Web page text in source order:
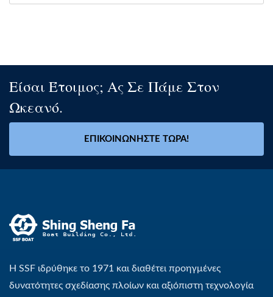
Είσαι Έτοιμος; Ας Σε Πάμε Στον
Ωκεανό.
ΕΠΙΚΟΙΝΩΝΉΣΤΕ ΤΏΡΑ!
Η SSF ιδρύθηκε το 1971 και διαθέτει προηγμένες
δυνατότητες σχεδίασης πλοίων και αξιόπιστη τεχνολογία